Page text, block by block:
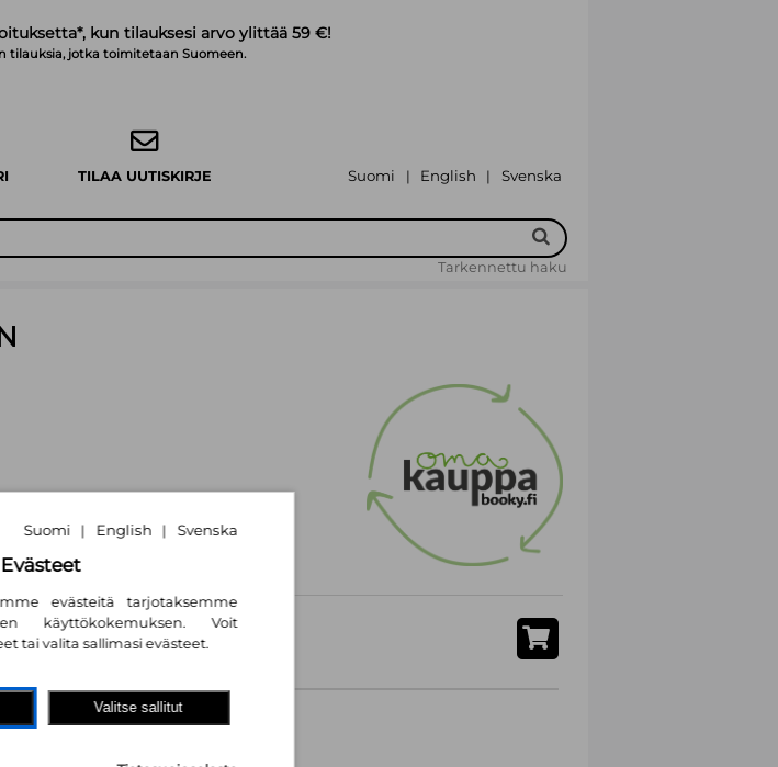
kun tilauksesi arvo ylittää 59 €!
tilauksia, jotka toimitetaan Suomeen.
TILAA UUTISKIRJE Suomi | English | Svenska
Tarkennettu haku
Suomi | English | Svenska
Evästeet
evästeitä tarjotaksemme
käyttökokemuksen. Voit
tai valita sallimasi evästeet.
Valitse sallitut